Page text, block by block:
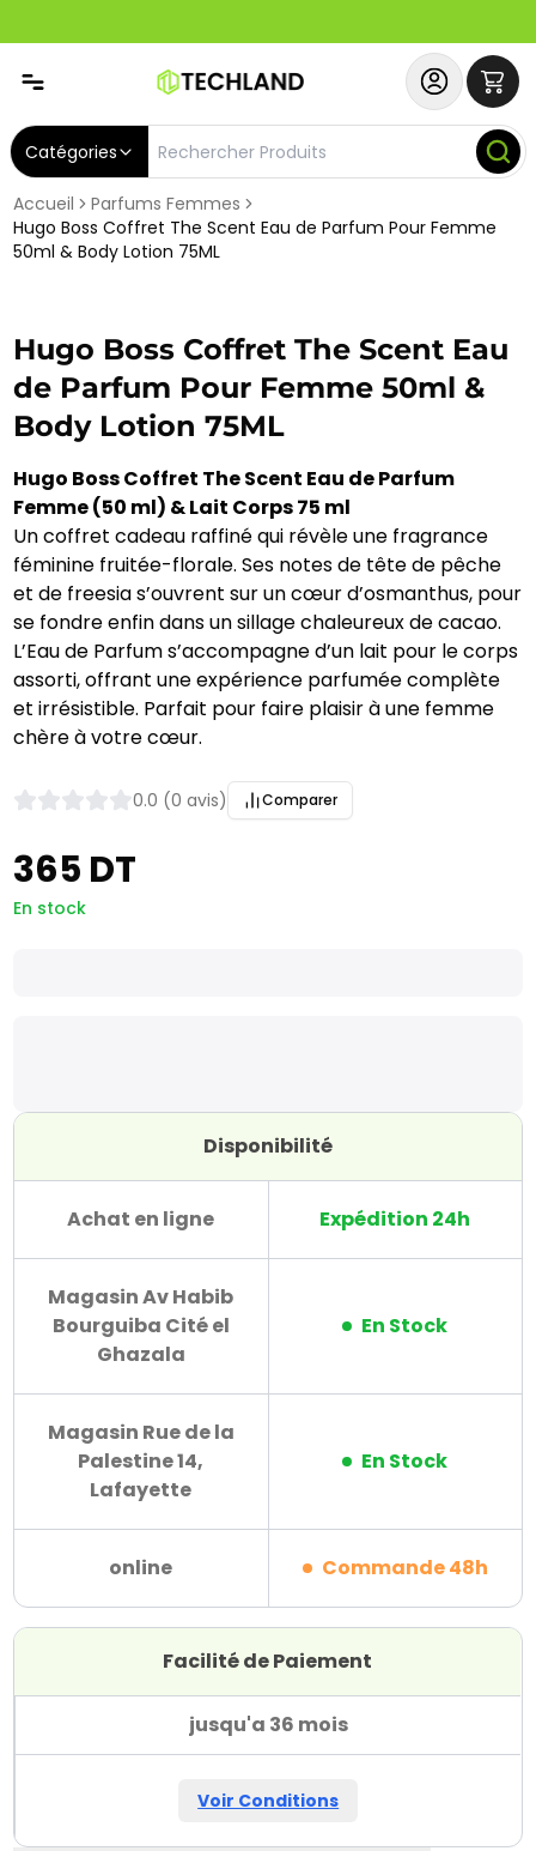
Catégories
Accueil
Parfums Femmes
Hugo Boss Coffret The Scent Eau de Parfum Pour Femme
50ml & Body Lotion 75ML
Hugo Boss Coffret The Scent Eau
de Parfum Pour Femme 50ml &
Body Lotion 75ML
Hugo Boss Coffret The Scent Eau de Parfum
Femme (50 ml) & Lait Corps 75 ml
Un coffret cadeau raffiné qui révèle une fragrance
féminine fruitée-florale. Ses notes de tête de pêche
et de freesia s’ouvrent sur un cœur d’osmanthus, pour
se fondre enfin dans un sillage chaleureux de cacao.
L’Eau de Parfum s’accompagne d’un lait pour le corps
assorti, offrant une expérience parfumée complète
et irrésistible. Parfait pour faire plaisir à une femme
chère à votre cœur.
0.0 (0 avis) Comparer
365 DT
En stock
Disponibilité
Achat en ligne Expédition 24h
Magasin Av Habib
Bourguiba Cité el
Ghazala
En Stock
Magasin Rue de la
Palestine 14,
Lafayette
En Stock
online Commande 48h
Facilité de Paiement
jusqu'a 36 mois
Voir Conditions